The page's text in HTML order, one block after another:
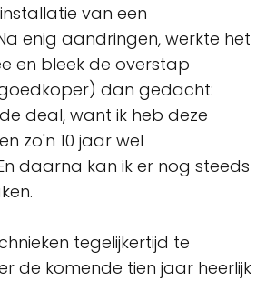
van een
enig aandringen, werkte het
en bleek de overstap
dan gedacht:
deal, want ik heb deze
zo'n 10 jaar wel
daarna kan ik er nog steeds
tegelijkertijd te
de komende tien jaar heerlijk